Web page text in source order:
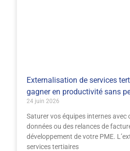
Externalisation de services
gagner en productivité sans
24 juin 2026
Saturer vos équipes internes avec
données ou des relances de
développement de votre PME.
services tertiaires